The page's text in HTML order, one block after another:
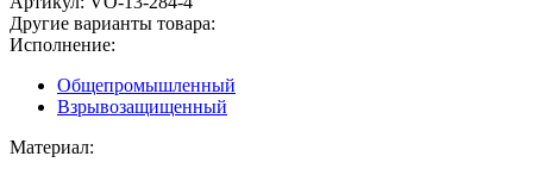
Другие варианты товара:
Исполнение:
Общепромышленный
Взрывозащищенный
Материал: